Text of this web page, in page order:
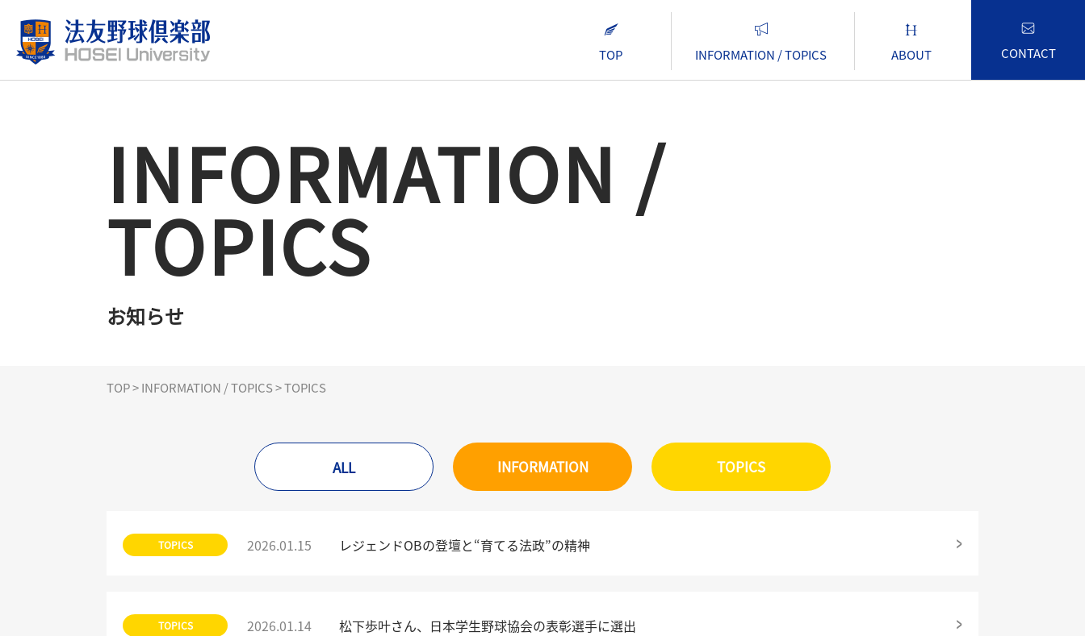
TOP INFORMATION / TOPICS ABOUT CONTACT
INFORMATION /
TOPICS
お知らせ
TOP>INFORMATION / TOPICS>TOPICS
ALL INFORMATION TOPICS
TOPICS 2026.01.15 レジェンドOBの登壇と“育てる法政”の精神
TOPICS 2026.01.14 松下歩叶さん、日本学生野球協会の表彰選手に選出